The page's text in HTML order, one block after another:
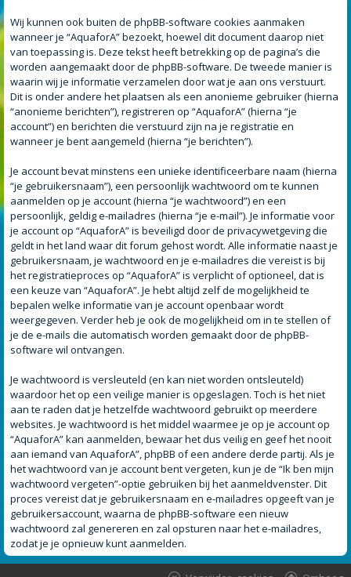
Wij kunnen ook buiten de phpBB-software cookies aanmaken
wanneer je “AquaforA” bezoekt, hoewel dit document daarop niet
van toepassing is. Deze tekst heeft betrekking op de pagina’s die
worden aangemaakt door de phpBB-software. De tweede manier is
waarin wij je informatie verzamelen door wat je aan ons verstuurt.
Dit is onder andere het plaatsen als een anonieme gebruiker (hierna
“anonieme berichten”), registreren op “AquaforA” (hierna “je
account”) en berichten die verstuurd zijn na je registratie en
wanneer je bent aangemeld (hierna “je berichten”).
Je account bevat minstens een unieke identificeerbare naam (hierna
“je gebruikersnaam”), een persoonlijk wachtwoord om te kunnen
aanmelden op je account (hierna “je wachtwoord”) en een
persoonlijk, geldig e-mailadres (hierna “je e-mail”). Je informatie voor
je account op “AquaforA” is beveiligd door de privacywetgeving die
geldt in het land waar dit forum gehost wordt. Alle informatie naast je
gebruikersnaam, je wachtwoord en je e-mailadres die vereist is bij
het registratieproces op “AquaforA” is verplicht of optioneel, dat is
een keuze van “AquaforA”. Je hebt altijd zelf de mogelijkheid te
bepalen welke informatie van je account openbaar wordt
weergegeven. Verder heb je ook de mogelijkheid om in te stellen of
je de e-mails die automatisch worden gemaakt door de phpBB-
software wil ontvangen.
Je wachtwoord is versleuteld (en kan niet worden ontsleuteld)
waardoor het op een veilige manier is opgeslagen. Toch is het niet
aan te raden dat je hetzelfde wachtwoord gebruikt op meerdere
websites. Je wachtwoord is het middel waarmee je op je account op
“AquaforA” kan aanmelden, bewaar het dus veilig en geef het nooit
aan iemand van AquaforA”, phpBB of een andere derde partij. Als je
het wachtwoord van je account bent vergeten, kun je de “Ik ben mijn
wachtwoord vergeten”-optie gebruiken bij het aanmeldvenster. Dit
proces vereist dat je gebruikersnaam en e-mailadres opgeeft van je
gebruikersaccount, waarna de phpBB-software een nieuw
wachtwoord zal genereren en zal opsturen naar het e-mailadres,
zodat je je opnieuw kunt aanmelden.